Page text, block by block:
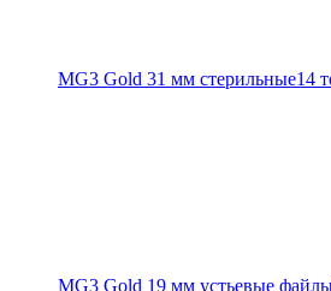
MG3 Gold 31 мм стерильные14
MG3 Gold 19 мм устьевые